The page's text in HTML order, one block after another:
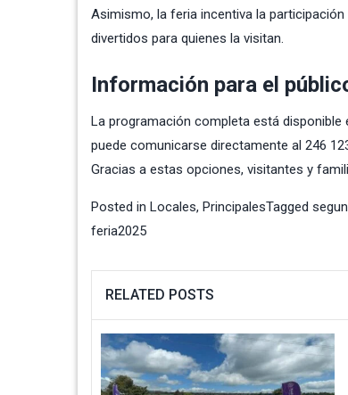
Asimismo, la feria incentiva la
divertidos para quienes la visitan.
Información para el
La programación completa está
puede comunicarse directamente al 246
Gracias a estas opciones, visitantes y
Posted in Locales, PrincipalesTagged
feria2025
RELATED POSTS